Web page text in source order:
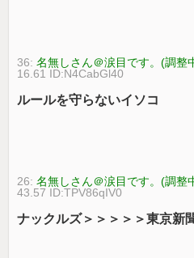
36:名無しさん＠涙目です。(調整
16.61 ID:N4CabGl40
ルールを守らないイソコ
26:名無しさん＠涙目です。(調整
43.57 ID:TPV86qIV0
ナックルズ＞＞＞＞＞東京新